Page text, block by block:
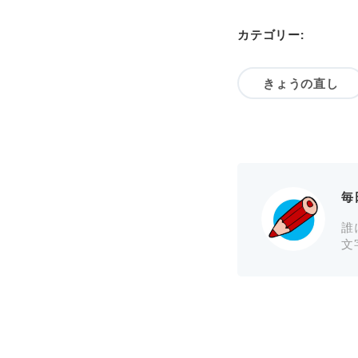
カテゴリー:
きょうの直し
毎
誰
文